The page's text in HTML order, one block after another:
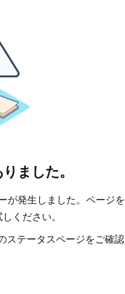
ました。
が発生しました。ページを
ください。
ステータスページをご確認